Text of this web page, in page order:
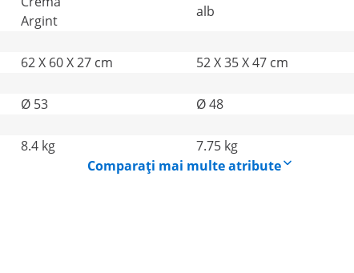
Argint
alb
62 X 60 X 27 cm 52 X 35 X 47 cm
Ø 53 Ø 48
8.4 kg 7.75 kg
Comparați mai multe atribute